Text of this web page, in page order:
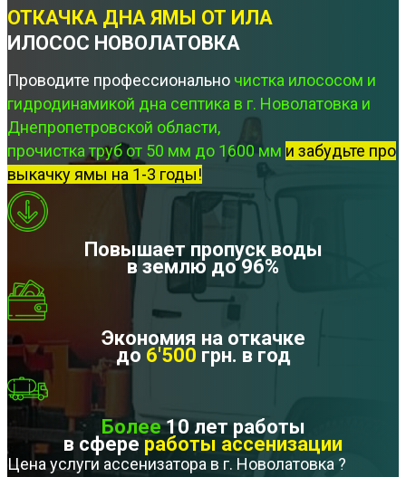
ОТКАЧКА ДНА ЯМЫ ОТ ИЛА
ИЛОСОС НОВОЛАТОВКА
Проводите профессионально чистка илососом и
гидродинамикой дна септика в г. Новолатовка и
Днепропетровской области,
прочистка труб от 50 мм до 1600 мм и забудьте про
выкачку ямы на 1-3 годы!
Повышает пропуск воды
в землю до 96%
Экономия на откачке
до 6'500 грн. в год
Более10 лет работы
в сфере работы ассенизации
Цена услуги ассенизатора в г. Новолатовка ?